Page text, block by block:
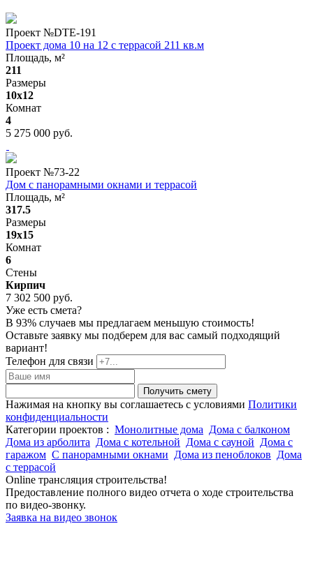
Проект №DTE-191
Проект дома 10 на 12 с террасой 211 кв.м
Площадь, м²
211
Размеры
10х12
Комнат
4
5 275 000 руб.
Проект №73-22
Дом с панорамными окнами и террасой
Площадь, м²
317.5
Размеры
19x15
Комнат
6
Стены
Кирпич
7 302 500 руб.
Уже есть смета?
В 93% случаев мы предлагаем меньшую стоимость!
Оставьте заявку мы подберем для вас самый подходящий
вариант!
Телефон для связи
Получить смету
Нажимая на кнопку вы соглашаетесь с условиями Политики
конфиденциальности
Категории проектов : Монолитные дома Дома с балконом
Дома из арболита Дома с котельной Дома с сауной Дома с
гаражом С панорамными окнами Дома из пеноблоков Дома
с террасой
Online трансляция строительства!
Предоставление полного видео отчета о ходе строительства
по видео-звонку.
Заявка на видео звонок